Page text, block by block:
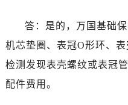
答：是的，万国基础
机芯垫圈、表冠O形环、
检测发现表壳螺纹或表冠
配件费用。